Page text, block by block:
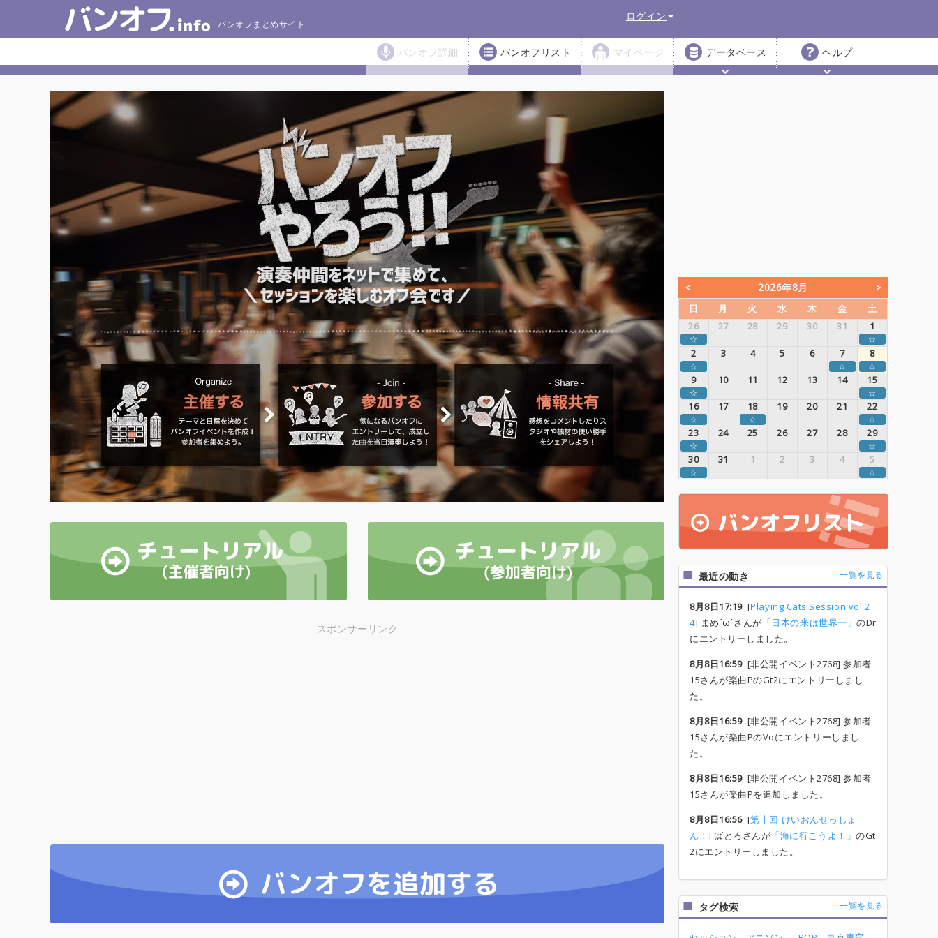
バンオフまとめサイト
ログイン
バンオフ詳細 バンオフリスト マイページ データベース ヘルプ
スポンサーリンク
2026年8月
日 月 火 水 木 金
土
26
27 28 29 30 31 1
☆ ☆
2 3 4 5 6 7 8
☆ ☆ ☆
9 10 11 12 13 14 15
☆ ☆
16 17 18 19 20 21 22
☆ ☆ ☆
23 24 25 26 27 28 29
☆ ☆
30 31 1 2 3 4 5
☆ ☆
最近の動き 一覧を見る
8月8日17:19[Playing Cats Session vol.2
4] まめ´ω`さんが 「日本の米は世界一」のDr
にエントリーしました。
8月8日16:59[非公開イベント2768] 参加者
15さんが楽曲PのGt2にエントリーしまし
た。
8月8日16:59[非公開イベント2768] 参加者
15さんが楽曲PのVoにエントリーしまし
た。
8月8日16:59[非公開イベント2768] 参加者
15さんが楽曲Pを追加しました。
8月8日16:56[第十回 けいおんせっしょ
ん！] ばとろさんが 「海に行こうよ！」のGt
2にエントリーしました。
タグ検索 一覧を見る